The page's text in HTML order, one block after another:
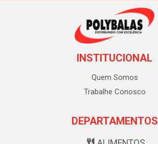
INSTITUCIONAL
Quem Somos
Trabalhe Conosco
DEPARTAMENTOS